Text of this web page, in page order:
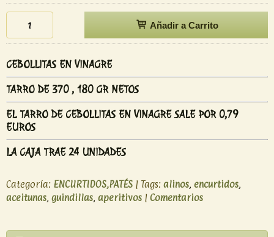
Añadir a Carrito
CEBOLLITAS EN VINAGRE
TARRO DE 370 , 180 GR NETOS
EL TARRO DE CEBOLLITAS EN VINAGRE SALE POR 0,79
EUROS
LA CAJA TRAE 24 UNIDADES
Categoría: ENCURTIDOS,PATÉS | Tags: alinos encurtidos
aceitunas guindillas aperitivos | Comentarios